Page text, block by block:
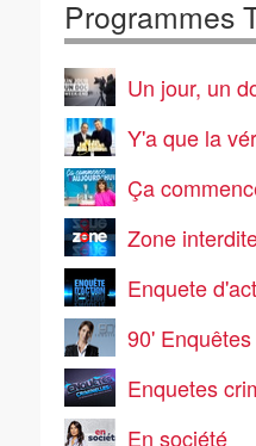
Programmes
Un jour, un
Y'a que la
Ça
Zone
Enquete
90' Enquêtes
Enquetes
En société